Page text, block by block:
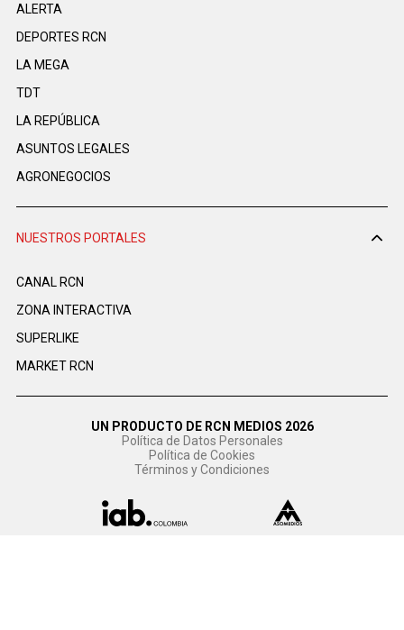
ALERTA
DEPORTES RCN
LA MEGA
TDT
LA REPÚBLICA
ASUNTOS LEGALES
AGRONEGOCIOS
NUESTROS PORTALES
CANAL RCN
ZONA INTERACTIVA
SUPERLIKE
MARKET RCN
UN PRODUCTO DE RCN MEDIOS 2026
Política de Datos Personales
Política de Cookies
Términos y Condiciones